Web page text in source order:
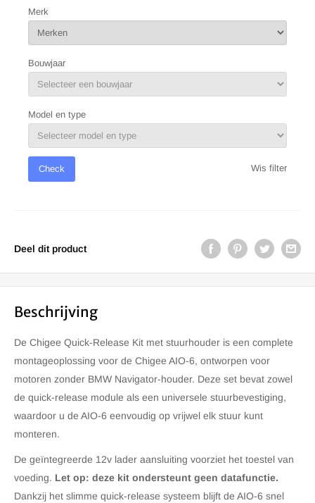
Merk
Bouwjaar
Model en type
Check Wis filter
Deel dit product
Beschrijving
De Chigee Quick-Release Kit met stuurhouder is een complete
montageoplossing voor de Chigee AIO-6, ontworpen voor
motoren zonder BMW Navigator-houder. Deze set bevat zowel
de quick-release module als een universele stuurbevestiging,
waardoor u de AIO-6 eenvoudig op vrijwel elk stuur kunt
monteren.
De geïntegreerde 12v lader aansluiting voorziet het toestel van
voeding. Let op: deze kit ondersteunt geen datafunctie.
Dankzij het slimme quick-release systeem blijft de AIO-6 snel